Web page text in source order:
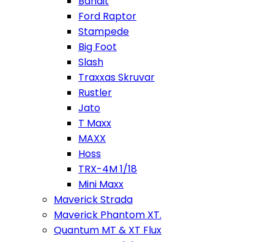
Ford Raptor
Stampede
Big Foot
Slash
Traxxas Skruvar
Rustler
Jato
T Maxx
MAXX
Hoss
TRX-4M 1/18
Mini Maxx
Maverick Strada
Maverick Phantom XT.
Quantum MT & XT Flux